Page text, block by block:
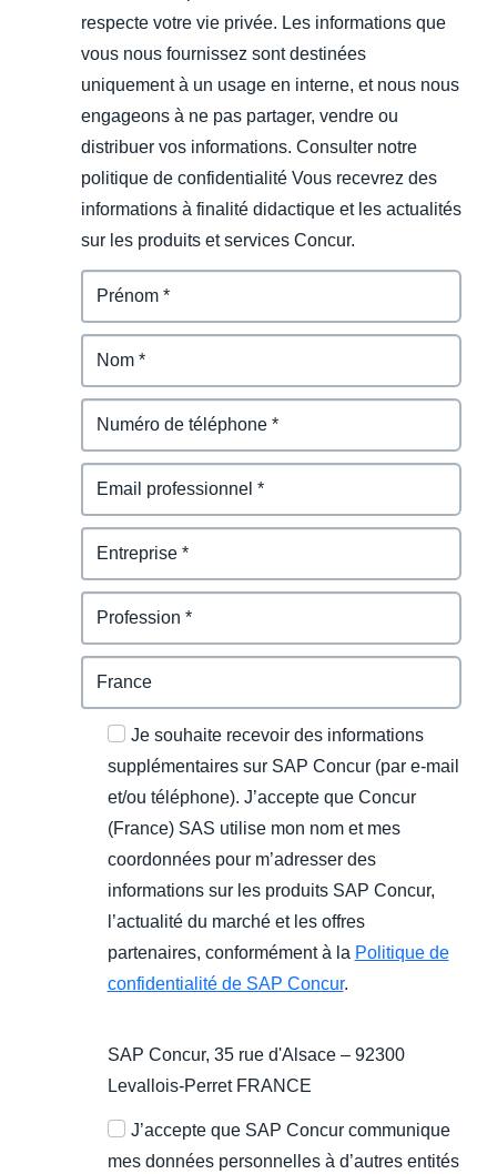
respecte votre vie privée. Les informations que
vous nous fournissez sont destinées
uniquement à un usage en interne, et nous nous
engageons à ne pas partager, vendre ou
distribuer vos informations. Consulter notre
politique de confidentialité Vous recevrez des
informations à finalité didactique et les actualités
sur les produits et services Concur.
Je souhaite recevoir des informations
supplémentaires sur SAP Concur (par e-mail
et/ou téléphone). J’accepte que Concur
(France) SAS utilise mon nom et mes
coordonnées pour m’adresser des
informations sur les produits SAP Concur,
l’actualité du marché et les offres
partenaires, conformément à la Politique de
confidentialité de SAP Concur.
SAP Concur, 35 rue d'Alsace – 92300
Levallois-Perret FRANCE
J’accepte que SAP Concur communique
mes données personnelles à d’autres entités